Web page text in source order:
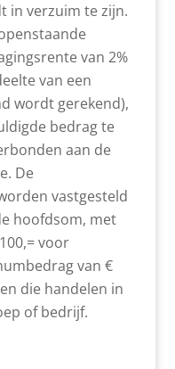
in verzuim te zijn.
van 2%
van een
wordt gerekend),
bedrag te
aan de
De
vastgesteld
hoofdsom, met
voor
van €
die handelen in
of bedrijf.